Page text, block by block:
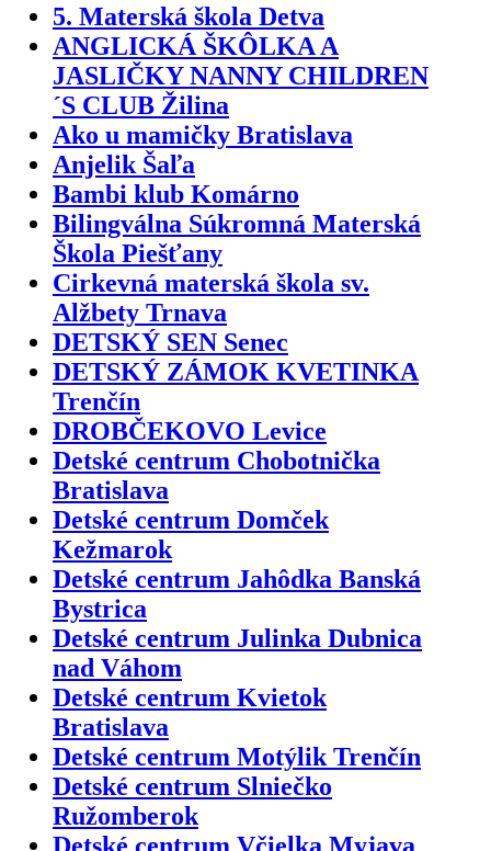
5. Materská škola Detva
ANGLICKÁ ŠKÔLKA A
JASLIČKY NANNY CHILDREN
´S CLUB Žilina
Ako u mamičky Bratislava
Anjelik Šaľa
Bambi klub Komárno
Bilingválna Súkromná Materská
Škola Piešťany
Cirkevná materská škola sv.
Alžbety Trnava
DETSKÝ SEN Senec
DETSKÝ ZÁMOK KVETINKA
Trenčín
DROBČEKOVO Levice
Detské centrum Chobotnička
Bratislava
Detské centrum Domček
Kežmarok
Detské centrum Jahôdka Banská
Bystrica
Detské centrum Julinka Dubnica
nad Váhom
Detské centrum Kvietok
Bratislava
Detské centrum Motýlik Trenčín
Detské centrum Slniečko
Ružomberok